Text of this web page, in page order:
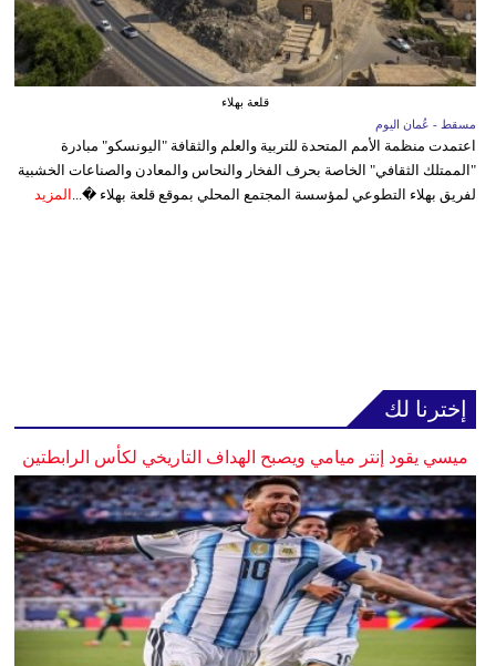
قلعة بهلاء
مسقط - عُمان اليوم
اعتمدت منظمة الأمم المتحدة للتربية والعلم والثقافة "اليونسكو" مبادرة
"الممتلك الثقافي" الخاصة بحرف الفخار والنحاس والمعادن والصناعات الخشبية
لفريق بهلاء التطوعي لمؤسسة المجتمع المحلي بموقع قلعة بهلاء �... المزيد
إخترنا لك
ميسي يقود إنتر ميامي ويصبح الهداف التاريخي لكأس الرابطتين